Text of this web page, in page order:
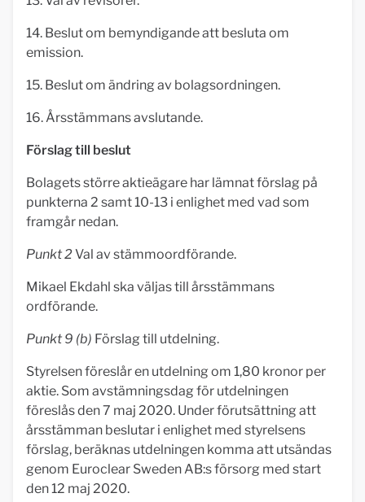
14. Beslut om bemyndigande att besluta om
emission.
15. Beslut om ändring av bolagsordningen.
16. Årsstämmans avslutande.
Förslag till beslut
Bolagets större aktieägare har lämnat förslag på
punkterna 2 samt 10-13 i enlighet med vad som
framgår nedan.
Punkt 2Val av stämmoordförande.
Mikael Ekdahl ska väljas till årsstämmans
ordförande.
Punkt 9 (b) Förslag till utdelning.
Styrelsen föreslår en utdelning om 1,80 kronor per
aktie. Som avstämningsdag för utdelningen
föreslås den 7 maj 2020. Under förutsättning att
årsstämman beslutar i enlighet med styrelsens
förslag, beräknas utdelningen komma att utsändas
genom Euroclear Sweden AB:s försorg med start
den 12 maj 2020.